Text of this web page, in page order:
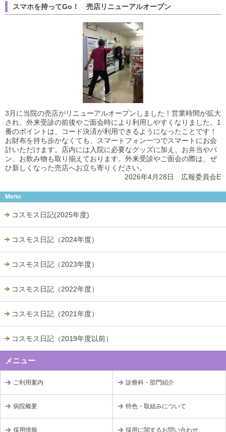
スマホを持ってGo！ 売店リニューアルオープン
3月に当院の売店がリニューアルオープンしました！営業時間が拡大
され、外来受診の前後やご面会時により利用しやすくなりました。1
番のポイントは、コード決済が利用できるようになったことです！
お財布を持ち歩かなくても、スマートフォン一つでスマートにお会
計いただけます。店内には入院に必要なグッズに加え、お弁当やパ
ン、お飲み物も取り揃えております。外来受診やご面会の際は、ぜ
ひ新しくなった売店へお立ち寄りください。
2026年4月28日 広報委員会E
Menu
コスモス日記(2025年度)
コスモス日記（2024年度）
コスモス日記（2023年度）
コスモス日記（2022年度）
コスモス日記（2021年度）
コスモス日記（2019年度以前）
メニュー
ご利用案内 診療科・部門紹介
病院概要 特色・取組みについて
採用情報 採用に関するお問い合わせ